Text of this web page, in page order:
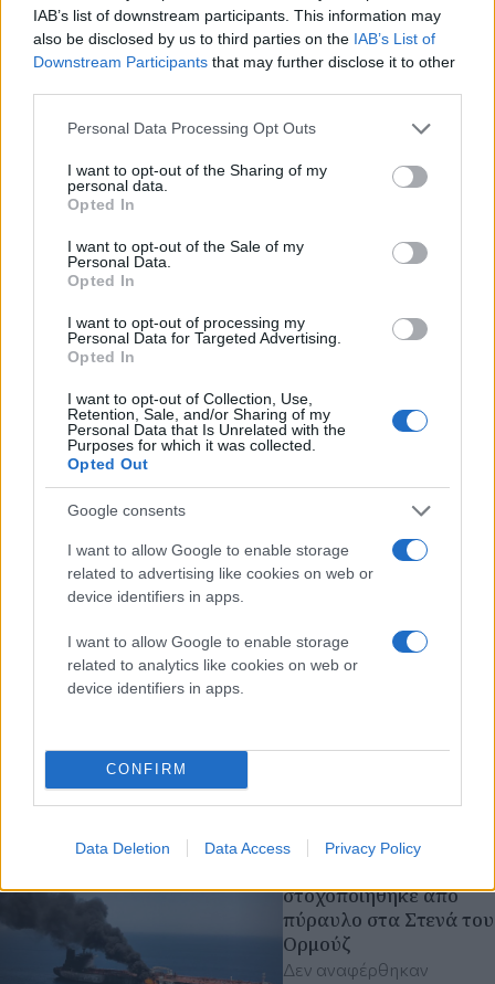
IAB’s list of downstream participants. This information may
also be disclosed by us to third parties on the IAB’s List of
Downstream Participants that may further disclose it to other
Please note that this website/app uses one or more Google
not limited to your visit or usage behaviour. You may click to
grant or deny consent to Google and its third-party tags to
use your data for below specified purposes in below Google
consent section.
Personal Data Processing Opt Outs
I want to opt-out of the Sharing of my
personal data.
Opted In
I want to opt-out of the Sale of my
Personal Data.
Opted In
I want to opt-out of processing my
Personal Data for Targeted Advertising.
Opted In
I want to opt-out of Collection, Use,
Retention, Sale, and/or Sharing of my
Personal Data that Is Unrelated with the
Purposes for which it was collected.
Opted Out
Google consents
I want to allow Google to enable storage
related to advertising like cookies on web or
device identifiers in apps.
I want to allow Google to enable storage
related to analytics like cookies on web or
device identifiers in apps.
CONFIRM
Data Deletion Data Access Privacy Policy
Διαβάστε περισσότερα
Ιράν: Το άνοιγμα των
Στενών του Ορμούζ δεν
σχετίζεται με τις
διαπραγματεύσεις
Τεχεράνης και Ομάν
αξιωματούχος ανέφερε
χθες πρόοδο μεταξύ του
πριν 1 ώρα
στοχοποιήθηκε από
πύραυλο στα Στενά του
Ορμούζ
Δεν αναφέρθηκαν